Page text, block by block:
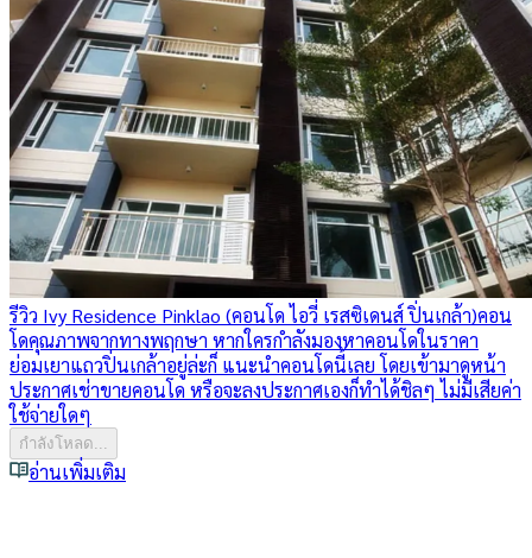
รีวิว Ivy Residence Pinklao (คอนโด ไอวี่ เรสซิเดนส์ ปิ่นเกล้า)คอน
โดคุณภาพจากทางพฤกษา หากใครกำลังมองหาคอนโดในราคา
ย่อมเยาแถวปิ่นเกล้าอยู่ล่ะก็ แนะนำคอนโดนี้เลย โดยเข้ามาดูหน้า
ประกาศเช่าขายคอนโด หรือจะลงประกาศเองก็ทำได้ชิลๆ ไม่มีเสียค่า
ใช้จ่ายใดๆ
กำลังโหลด...
อ่านเพิ่มเติม